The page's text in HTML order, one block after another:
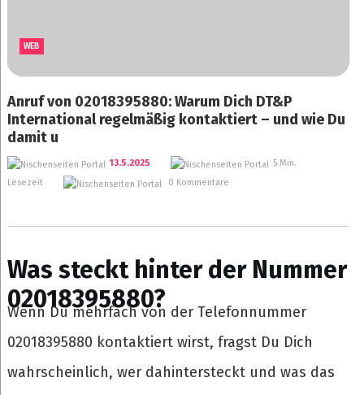
WEB
Anruf von 02018395880: Warum Dich DT&P
International regelmäßig kontaktiert – und wie Du
damit u
13.5.2025
5 Min.
Lesezeit
0 Kommentare
Was steckt hinter der Nummer
02018395880?
Wenn Du mehrfach von der Telefonnummer
02018395880 kontaktiert wirst, fragst Du Dich
wahrscheinlich, wer dahintersteckt und was das